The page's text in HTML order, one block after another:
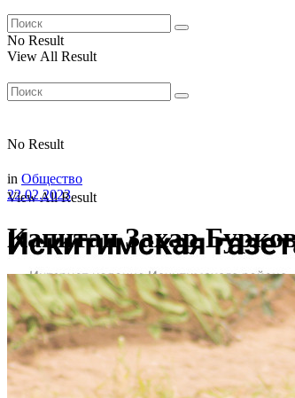
No Result
View All Result
No Result
View All Result
in Общество
22.02.2023
Капитан Захар